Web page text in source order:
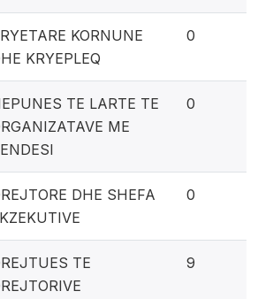
KORNUNE
KRYEPLEQ
0
TE LARTE TE
ME
0
DHE SHEFA
0
TE
9